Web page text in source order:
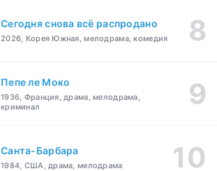
Сегодня снова всё распродано
2026, Корея Южная, мелодрама, комедия
Пепе ле Моко
1936, Франция, драма, мелодрама,
криминал
Санта-Барбара
1984, США, драма, мелодрама